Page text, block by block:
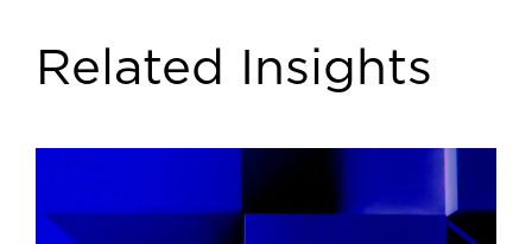
Related Insights